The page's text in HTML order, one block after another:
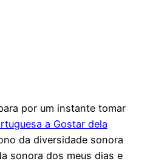
por um instante tomar
a Gostar dela
da diversidade sonora
sonora dos meus dias e